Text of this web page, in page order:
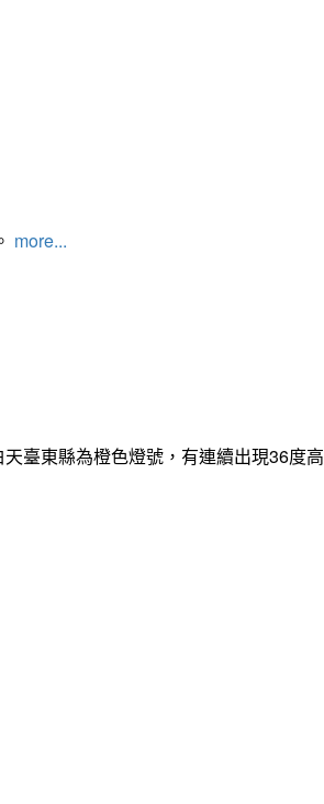
more...
臺東縣為橙色燈號，有連續出現36度